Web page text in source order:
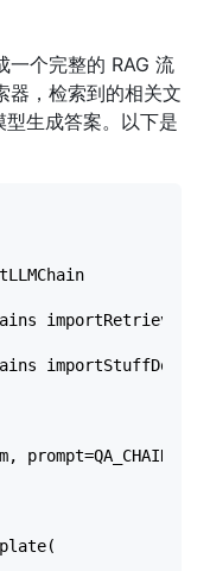
一个完整的 RAG 流
器，检索到的相关文
生成答案。以下是
importRetrievalQA